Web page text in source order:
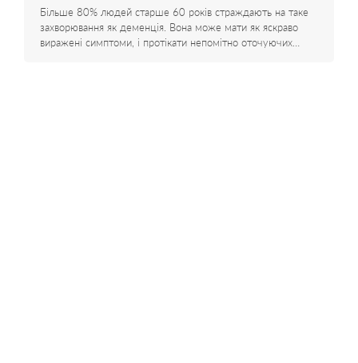
Більше 80% людей старше 60 років страждають на таке
захворювання як деменція. Вона може мати як яскраво
виражені симптоми, і протікати непомітно оточуючих…